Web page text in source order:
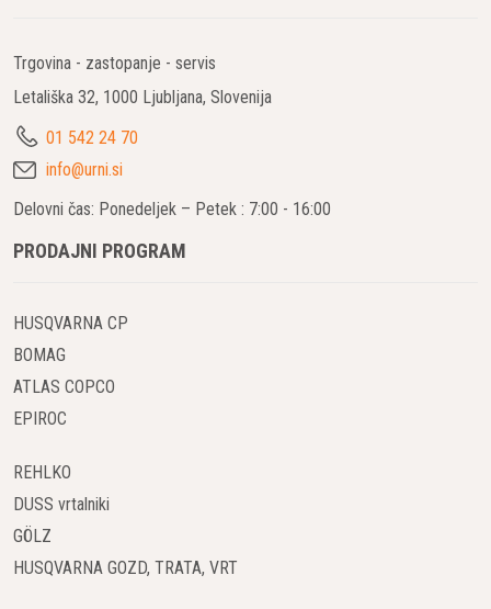
Trgovina - zastopanje - servis
Letališka 32, 1000 Ljubljana, Slovenija
01 542 24 70
info@urni.si
Delovni čas: Ponedeljek – Petek : 7:00 - 16:00
PRODAJNI PROGRAM
HUSQVARNA CP
BOMAG
ATLAS COPCO
EPIROC
REHLKO
DUSS vrtalniki
GÖLZ
HUSQVARNA GOZD, TRATA, VRT